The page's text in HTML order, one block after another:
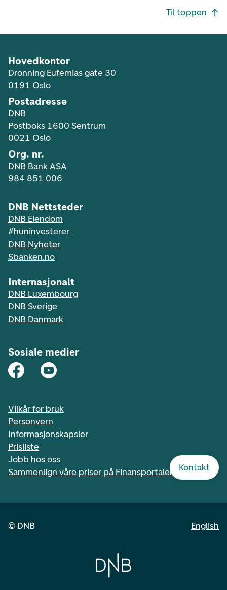
Kontakt
Til toppen
Hovedkontor
Dronning Eufemias gate 30
0191 Oslo
Postadresse
DNB
Postboks 1600 Sentrum
0021 Oslo
Org. nr.
DNB Bank ASA
984 851 006
DNB Nettsteder
DNB Eiendom
#huninvesterer
DNB Nyheter
Sbanken.no
Internasjonalt
DNB Luxembourg
DNB Sverige
DNB Danmark
Sosiale medier
Vilkår for bruk
Personvern
Informasjonskapsler
Prisliste
Jobb hos oss
Sammenlign våre priser på Finansportalen.no
© DNB English